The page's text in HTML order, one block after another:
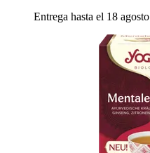
Entrega hasta el 18 agosto